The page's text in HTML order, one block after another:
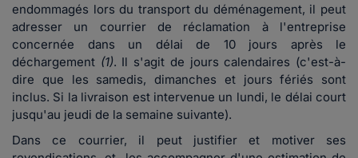
endommagés lors du transport du déménagement, il peut
adresser un courrier de réclamation à l'entreprise
concernée dans un délai de 10 jours après le
déchargement (1). Il s'agit de jours calendaires (c'est-à-
dire que les samedis, dimanches et jours fériés sont
inclus. Si la livraison est intervenue un lundi, le délai court
jusqu'au jeudi de la semaine suivante).
Dans ce courrier, il peut justifier et motiver ses